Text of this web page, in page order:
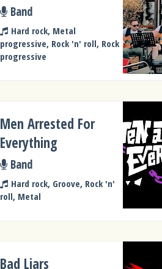
Band
Hard rock, Metal
progressive, Rock 'n' roll, Rock
progressive
Men Arrested For
Everything
Band
Hard rock, Groove, Rock 'n'
roll, Metal
Bad Liars